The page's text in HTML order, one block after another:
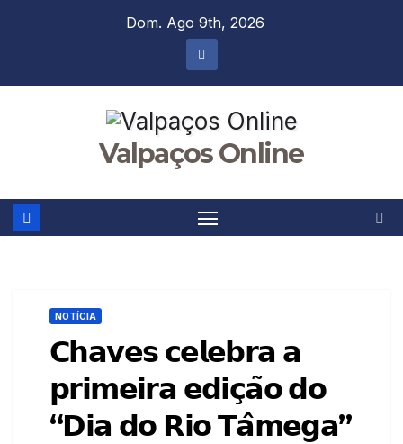
Dom. Ago 9th, 2026
Valpaços Online
NOTÍCIA
𝗖𝗵𝗮𝘃𝗲𝘀 𝗰𝗲𝗹𝗲𝗯𝗿𝗮 𝗮
𝗽𝗿𝗶𝗺𝗲𝗶𝗿𝗮 𝗲𝗱𝗶𝗰̧𝗮̃𝗼 𝗱𝗼
“𝗗𝗶𝗮 𝗱𝗼 𝗥𝗶𝗼 𝗧𝗮̂𝗺𝗲𝗴𝗮”